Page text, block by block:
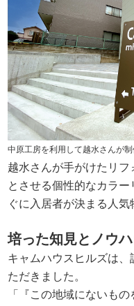
中原工房を利用して越水さんが
越水さんが手がけたリ
とさせる個性的なカラ
ぐに入居者が決まる人気
培った知見とノウ
キャムハウスヒルズは
ただきました。
「『この地域にないも